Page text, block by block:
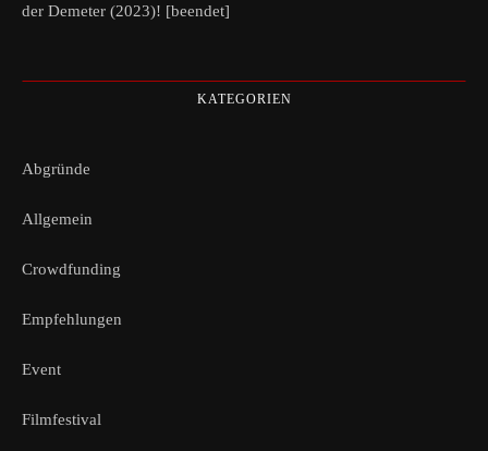
der Demeter (2023)! [beendet]
KATEGORIEN
Abgründe
Allgemein
Crowdfunding
Empfehlungen
Event
Filmfestival